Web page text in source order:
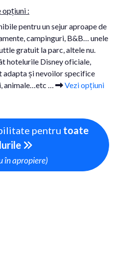
opțiuni :
pentru un sejur aproape de
campinguri, B&B… unele
gratuit la parc, altele nu.
hotelurile Disney oficiale,
adapta și nevoilor specifice
animale…etc …
Vezi opțiuni
pentru toate
în apropiere)